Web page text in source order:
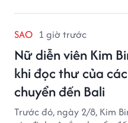
SAO 1 giờ trước
Nữ diễn viên Kim
khi đọc thư của
chuyển đến Bali
Trước đó, ngày 2/8, Kim